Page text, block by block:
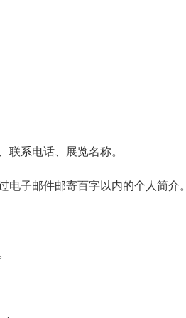
联系电话、展览名称。
子邮件邮寄百字以内的个人简介。